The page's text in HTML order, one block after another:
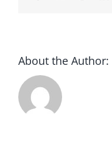
About the Author: